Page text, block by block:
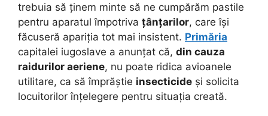
trebuia să ținem minte să ne cumpărăm pastile
pentru aparatul împotriva țânțarilor, care își
făcuseră apariția tot mai insistent. Primăria
capitalei iugoslave a anunțat că, din cauza
raidurilor aeriene, nu poate ridica avioanele
utilitare, ca să împrăștie insecticide și solicita
locuitorilor înțelegere pentru situația creată.